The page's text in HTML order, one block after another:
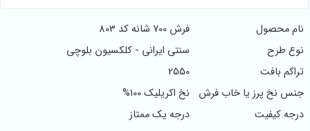
محصول
فرش 700 شانه کد 803
طرح
سنتی ایرانی - کلکسیون بلوچی
بافت
2550
نخ پرز یا خاب فرش
نخ اکریلیک 100%
کیفیت
درجه یک ممتاز